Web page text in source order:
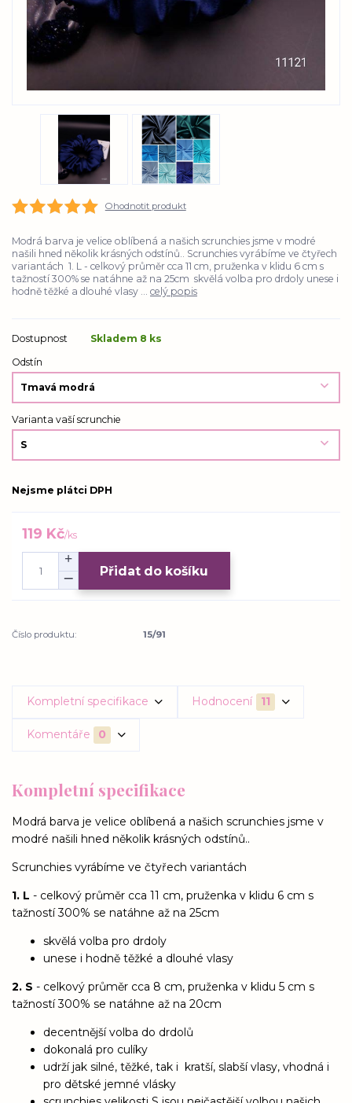
Ohodnotit produkt
Modrá barva je velice oblíbená a našich scrunchies jsme v modré
našili hned několik krásných odstínů.. Scrunchies vyrábíme ve čtyřech
variantách 1. L - celkový průměr cca 11 cm, pruženka v klidu 6 cm s
tažností 300% se natáhne až na 25cm skvělá volba pro drdoly unese i
hodně těžké a dlouhé vlasy ... celý popis
Dostupnost
Skladem 8 ks
Odstín
Varianta vaší scrunchie
Nejsme plátci DPH
119 Kč/ks
Přidat do košíku
Číslo produktu: 15/91
Kompletní specifikace Hodnocení 11
Komentáře 0
Kompletní specifikace
Modrá barva je velice oblíbená a našich scrunchies jsme v
modré našili hned několik krásných odstínů..
Scrunchies vyrábíme ve čtyřech variantách
1. L - celkový průměr cca 11 cm, pruženka v klidu 6 cm s
tažností 300% se natáhne až na 25cm
skvělá volba pro drdoly
unese i hodně těžké a dlouhé vlasy
2. S - celkový průměr cca 8 cm, pruženka v klidu 5 cm s
tažností 300% se natáhne až na 20cm
decentnější volba do drdolů
dokonalá pro culíky
udrží jak silné, těžké, tak i kratší, slabší vlasy, vhodná i
pro dětské jemné vlásky